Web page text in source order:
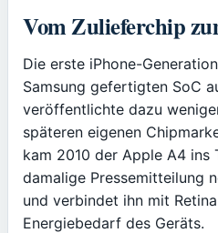
Vom Zulieferchip
Die erste iPhone-
Samsung gefertigten SoC
veröffentlichte dazu
späteren eigenen
kam 2010 der Apple A4 ins
damalige Pressemitteilung
und verbindet ihn mit
Energiebedarf des Geräts.